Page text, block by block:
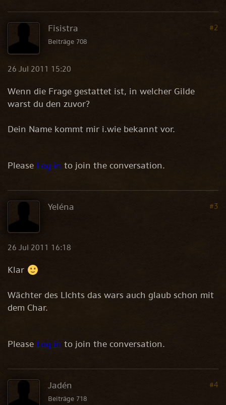
Fisistra
Beiträge 708
26 Jul 2011 15:20
#2
Wenn die Frage gestattet ist, in welcher Gilde
warst du den zuvor?
Dein Name kommt mir i.wie bekannt vor.
Please Log in to join the conversation.
Yeléna
26 Jul 2011 16:18
#3
Klar
Wächter des LIchts das wars auch glaub schon mit
dem Char.
Please Log in to join the conversation.
Jadén
Beiträge 718
#4